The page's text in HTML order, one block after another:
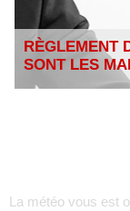
RÈGLEMENT
SONT LES
La météo vous est